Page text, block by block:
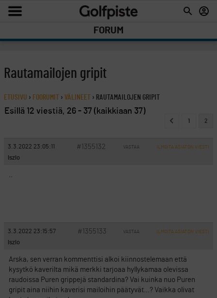
FORUM
Rautamailojen gripit
ETUSIVU › FOORUMIT › VÄLINEET › RAUTAMAILOJEN GRIPIT
Esillä 12 viestiä, 26 - 37 (kaikkiaan 37)
1 2
3.3.2022 23:05:11 #1355132 VASTAA ILMOITA ASIATON VIESTI
lszlo
..
3.3.2022 23:15:57 #1355133 VASTAA ILMOITA ASIATON VIESTI
lszlo
Arska, sen verran kommenttisi alkoi kiinnostelemaan että
kysytkö kaverilta mikä merkki tarjoaa hyllykamaa olevissa
raudoissa Puren grippejä standardina? Vai kuinka nuo Puren
gripit aina niihin kaverisi mailoihin päätyvät…? Vaikka olivat